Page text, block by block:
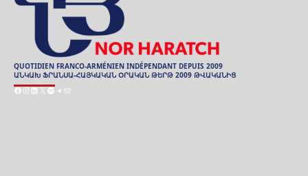
QUOTIDIEN FRANCO-ARMÉNIEN INDÉPENDANT DEPUIS 2009
ԱՆԿԱԽ ՖՐԱՆՍԱ-ՀԱՅԿԱԿԱՆ ՕՐԱԿԱՆ ԹԵՐԹ 2009 ԹՎԱԿԱՆԻՑ
Facebook
Instagram
LinkedIn
X SpotifyTelegram